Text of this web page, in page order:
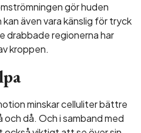
gör huden
även vara känslig för tryck
drabbade regionerna har
kroppen.
minskar celluliter bättre
då. Och i samband med